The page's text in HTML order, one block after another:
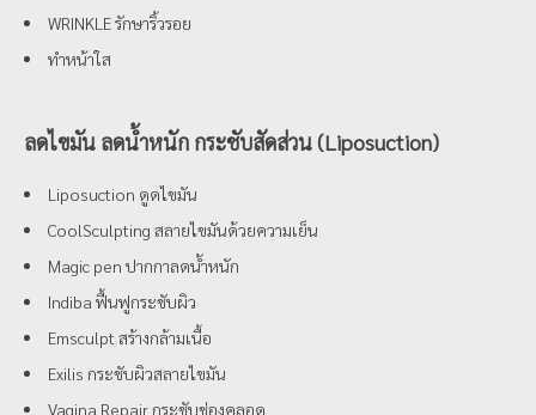
WRINKLE รักษาริ้วรอย
ทำหน้าใส
ลดไขมัน ลดน้ำหนัก กระชับสัดส่วน (Liposuction)
Liposuction ดูดไขมัน
CoolSculpting สลายไขมันด้วยความเย็น
Magic pen ปากกาลดน้ำหนัก
Indiba ฟื้นฟูกระชับผิว
Emsculpt สร้างกล้ามเนื้อ
Exilis กระชับผิวสลายไขมัน
Vagina Repair กระชับช่องคลอด